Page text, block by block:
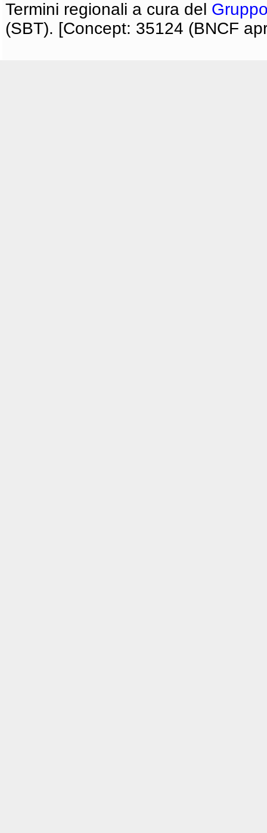
Termini regionali a cura del
(SBT). [Concept: 35124 (BNCF